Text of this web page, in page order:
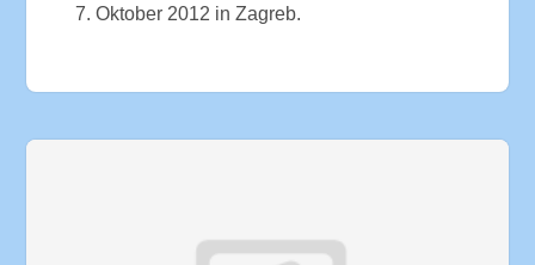
7. Oktober 2012 in Zagreb.